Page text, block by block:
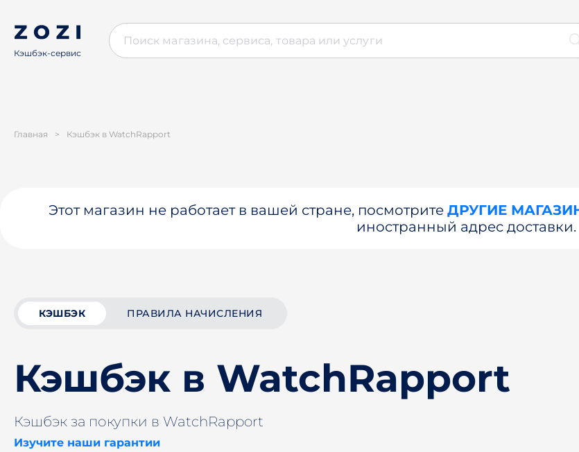
Кэшбэк-сервис
Главная > Кэшбэк в WatchRapport
Этот магазин не работает в вашей стране, посмотрите ДРУГИЕ
иностранный адрес доставки.
КЭШБЭК ПРАВИЛА НАЧИСЛЕНИЯ
Кэшбэк в WatchRapport
Кэшбэк за покупки в WatchRapport
Изучите наши гарантии